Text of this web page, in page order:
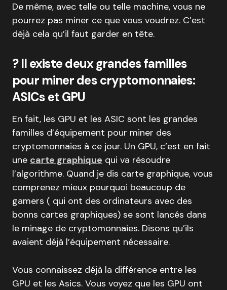
De même, avec telle ou telle machine, vous ne
pourrez pas miner ce que vous voudrez. C’est
déjà cela qu’il faut garder en tête.
? Il existe deux grandes familles
pour miner des cryptomonnaies:
ASICs et GPU
En fait, les GPU et les ASIC sont les grandes
familles d’équipement pour miner des
cryptomonnaies à ce jour. Un GPU, c’est en fait
une carte graphique qui va résoudre
l’algorithme. Quand je dis carte graphique, vous
comprenez mieux pourquoi beaucoup de
gamers ( qui ont des ordinateurs avec des
bonns cartes graphiques) se sont lancés dans
le minage de cryptomonnaies. Disons qu’ils
avaient déjà l’équipement nécessaire.
Vous connaissez déjà la différence entre les
GPU et les Asics. Vous voyez que les GPU ont